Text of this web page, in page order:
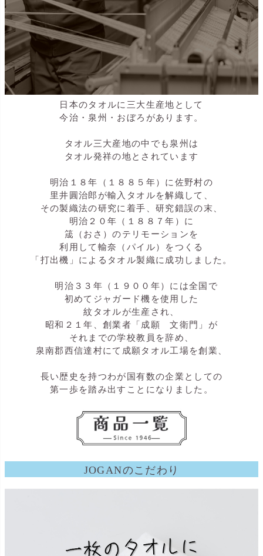
日本のタオルに三大生産地として
今治・泉州・おぼろがあります。
タオル三大産地の中でも泉州は
タオル発祥の地とされています
明治１８年（１８８５年）に佐野村の
里井圓治郎が輸入タオルを解織して、
その製織法の研究に着手、研究錯誤の末、
明治２０年（１８８７年）に
筬（おさ）のテリモーションを
利用して輸奈（パイル）をつくる
「打出機」によるタオル製織に成功しました。
明治３３年（１９００年）には全国で
初めてジャガード機を使用した
紋タオルが生産され、
昭和２１年、創業者「成願 文衛門」が
それまでの学校教員を辞め、
泉南郡西信達村にて成願タオル工場を創業、
長い歴史を持つわが国有数の企業としての
第一歩を踏み出すことになりました。
JOGANのこだわり